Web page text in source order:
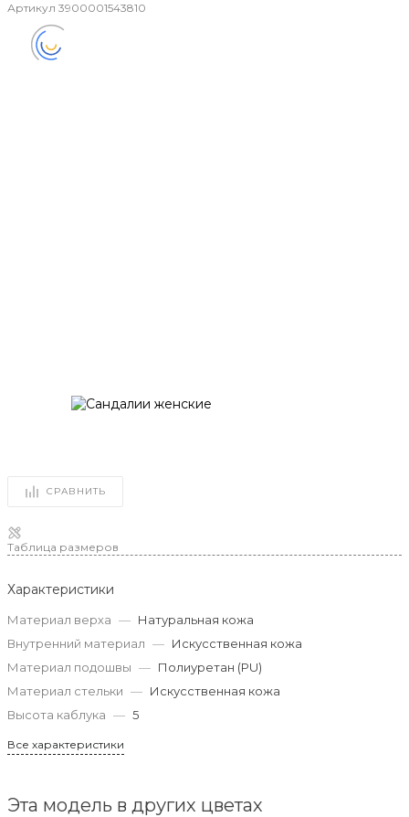
Артикул 3900001543810
СРАВНИТЬ
Таблица размеров
Характеристики
Материал верха — Натуральная кожа
Внутренний материал — Искусственная кожа
Материал подошвы — Полиуретан (PU)
Материал стельки — Искусственная кожа
Высота каблука — 5
Все характеристики
Эта модель в других цветах